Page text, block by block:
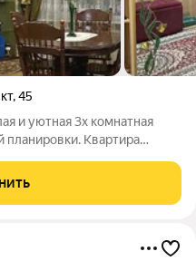
,45
и уютная 3х комнатная
планировки. Квартира
большая кухня 13 м,